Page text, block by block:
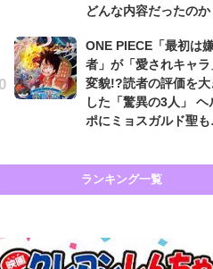
どんな内容だったのか
ONE PIECE「最初は
者」が「愛されキャラ
変貌!?読者の評価を大
した「驚異の3人」 ヘ
ポにミョスガルド聖
ランキング一覧